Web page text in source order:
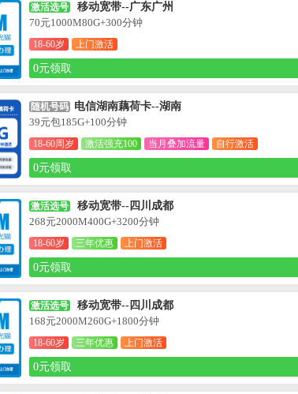
激活选号
移动宽带--广东广州
70元1000M80G+300分钟
18-60岁 上门激活
0元领取
随机号码 电信湖南藕荷卡--湖南
39元包185G+100分钟
18-60周岁 激活强充100 当月叠加流量 自行激活
0元领取
激活选号
移动宽带--四川成都
268元2000M400G+3200分钟
18-60岁 三年优惠 上门激活
0元领取
激活选号
移动宽带--四川成都
168元2000M260G+1800分钟
18-60岁 三年优惠 上门激活
0元领取